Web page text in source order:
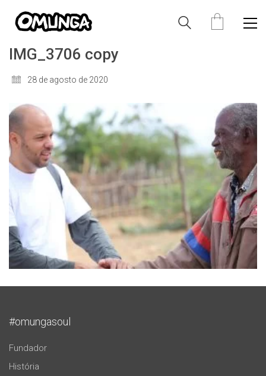
IMG_3706 copy
28 de agosto de 2020
#omungasoul
Fundador
História